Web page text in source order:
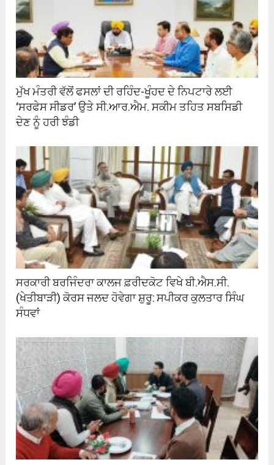
ਮੁੱਖ ਮੰਤਰੀ ਵੱਲੋਂ ਫਸਲਾਂ ਦੀ ਰਹਿੰਦ-ਖੂੰਹਦ ਦੇ ਨਿਪਟਾਰੇ ਲਈ
‘ਸਰਫੇਸ ਸੀਡਰ’ ਉਤੇ ਸੀ.ਆਰ.ਐਮ. ਸਕੀਮ ਤਹਿਤ ਸਬਸਿਡੀ
ਦੇਣ ਨੂੰ ਹਰੀ ਝੰਡੀ
ਸਰਕਾਰੀ ਬਰਜਿੰਦਰਾ ਕਾਲਜ ਫ਼ਰੀਦਕੋਟ ਵਿਖੇ ਬੀ.ਐਸ.ਸੀ.
(ਖੇਤੀਬਾੜੀ) ਕੋਰਸ ਜਲਦ ਹੋਵੇਗਾ ਸ਼ੁਰੂ: ਸਪੀਕਰ ਕੁਲਤਾਰ ਸਿੰਘ
ਸੰਧਵਾਂ